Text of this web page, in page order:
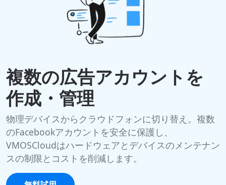
複数の広告アカウントを
作成・管理
物理デバイスからクラウドフォンに切り替え。複数
のFacebookアカウントを安全に保護し、
VMOSCloudはハードウェアとデバイスのメンテナン
スの制限とコストを削減します。